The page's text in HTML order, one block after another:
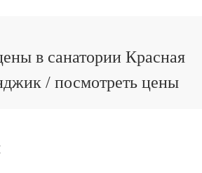
в санатории Красная
/ посмотреть цены